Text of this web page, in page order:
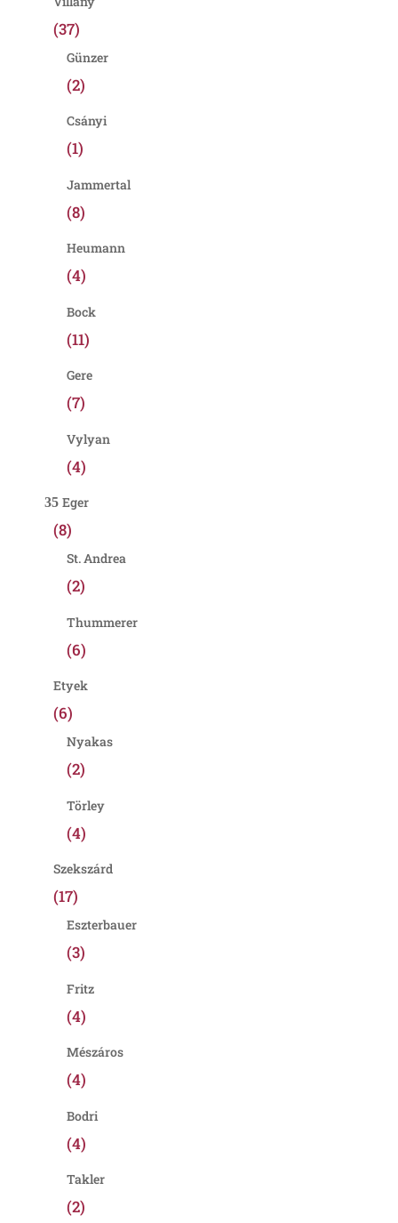
(37)
Günzer
(2)
Csányi
(1)
Jammertal
(8)
Heumann
(4)
Bock
(11)
Gere
(7)
Vylyan
(4)
Eger
(8)
St. Andrea
(2)
Thummerer
(6)
Etyek
(6)
Nyakas
(2)
Törley
(4)
Szekszárd
(17)
Eszterbauer
(3)
Fritz
(4)
Mészáros
(4)
Bodri
(4)
Takler
(2)